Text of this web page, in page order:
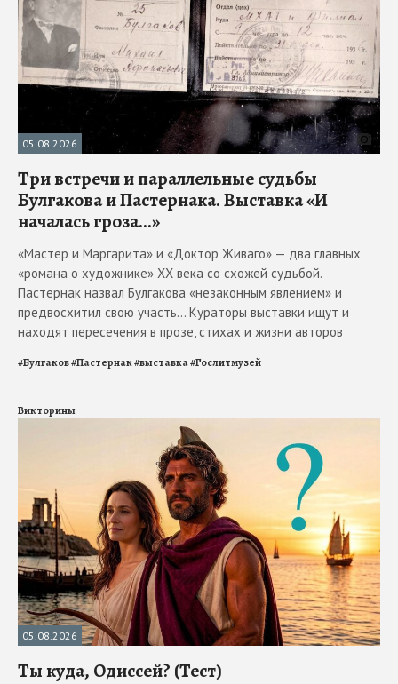
05.08.2026
Три встречи и параллельные судьбы
Булгакова и Пастернака. Выставка «И
началась гроза...»
«Мастер и Маргарита» и «Доктор Живаго» — два главных
«романа о художнике» ХХ века со схожей судьбой.
Пастернак назвал Булгакова «незаконным явлением» и
предвосхитил свою участь... Кураторы выставки ищут и
находят пересечения в прозе, стихах и жизни авторов
#Булгаков#Пастернак#выставка#Гослитмузей
Викторины
05.08.2026
Ты куда, Одиссей? (Тест)